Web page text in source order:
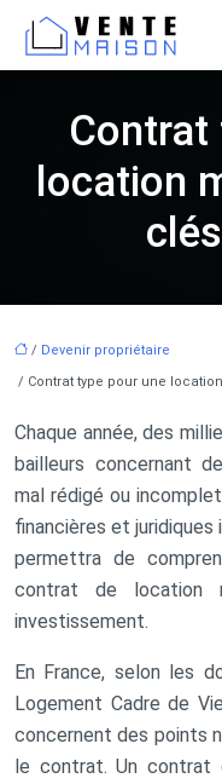
Contrat
location
/ Devenir propriétaire
/ Contrat type pour une
Chaque année, des
bailleurs concernant
mal rédigé ou
financières et
permettra de
contrat de location
investissement.
En France, selon les
Logement Cadre de
concernent des points
le contrat. Un contrat